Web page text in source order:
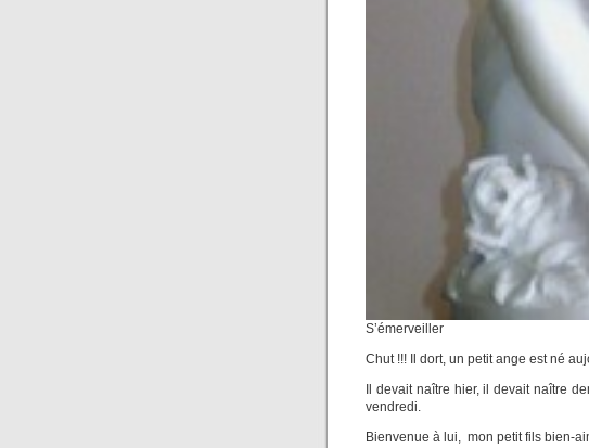
S’émerveiller
Chut !!! Il dort, un petit ange est né
Il devait naître hier, il devait naître
vendredi.
Bienvenue à lui, mon petit fils bien-